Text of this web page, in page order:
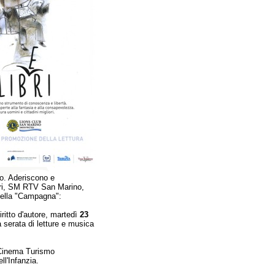
Aderiscono e
SM RTV San Marino,
"Campagna":
d'autore, martedì 23
di letture e musica
Turismo